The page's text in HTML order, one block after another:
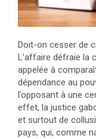
Doit-on cesser de
L’affaire défraie la
appelée à
dépendance au
l’opposant à une
effet, la justice
et surtout de
pays, qui, comme